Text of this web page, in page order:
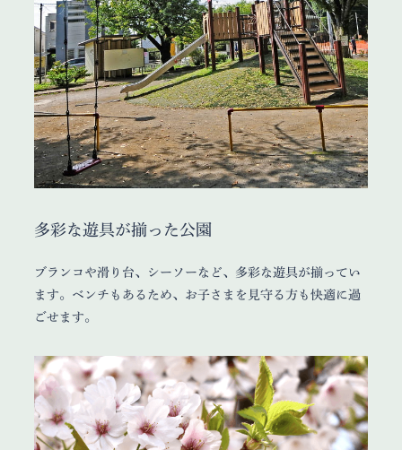
多彩な遊具が揃った公園
ブランコや滑り台、シーソーなど、多彩な遊具が揃ってい
ます。ベンチもあるため、お子さまを見守る方も快適に過
ごせます。